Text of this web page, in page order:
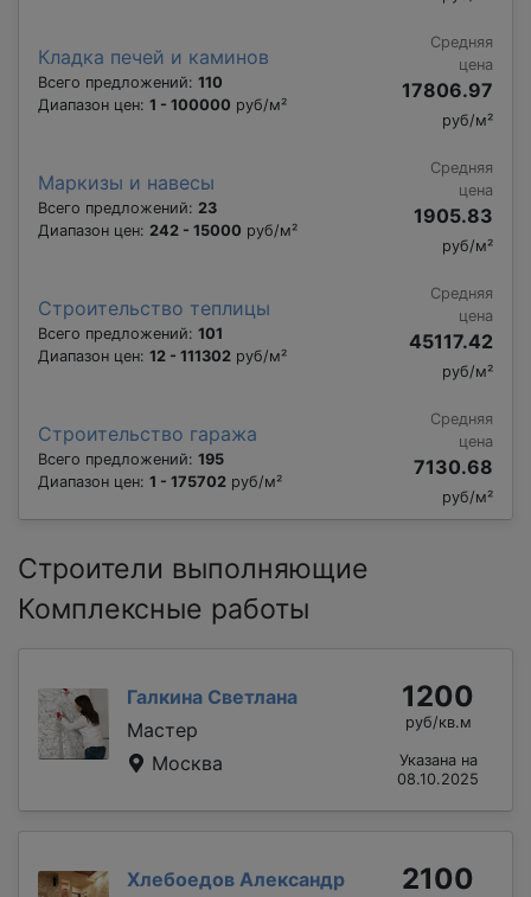
Кладка печей и каминов
Всего предложений: 110
Диапазон цен: 1 - 100000 руб/м²
Средняя
цена
17806.97
руб/м²
Маркизы и навесы
Всего предложений: 23
Диапазон цен: 242 - 15000 руб/м²
Средняя
цена
1905.83
руб/м²
Строительство теплицы
Всего предложений: 101
Диапазон цен: 12 - 111302 руб/м²
Средняя
цена
45117.42
руб/м²
Строительство гаража
Всего предложений: 195
Диапазон цен: 1 - 175702 руб/м²
Средняя
цена
7130.68
руб/м²
Строители выполняющие
Комплексные работы
Галкина Светлана
Мастер
Москва
1200
руб/кв.м
Указана на
08.10.2025
Хлебоедов Александр 2100